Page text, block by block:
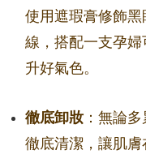
使用遮瑕膏修飾
線，搭配一支孕
升好氣色。
徹底卸妝 ：無論
徹底清潔，讓肌膚